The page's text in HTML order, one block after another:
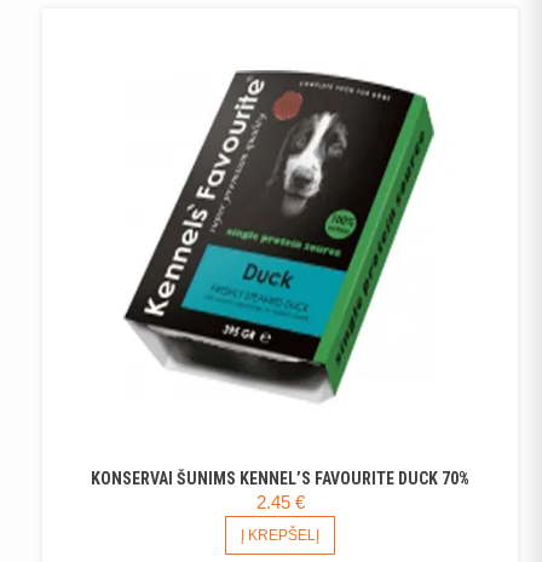
KONSERVAI ŠUNIMS KENNEL’S FAVOURITE DUCK 70%
2.45 €
Į KREPŠELĮ